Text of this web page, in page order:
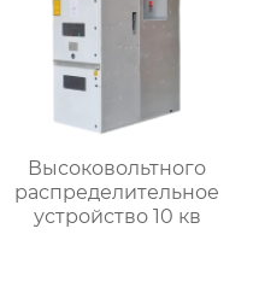
Высоковольтного
распределительное
устройство 10 кв